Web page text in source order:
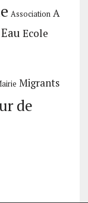
Association A
Eau Ecole
Migrants
de